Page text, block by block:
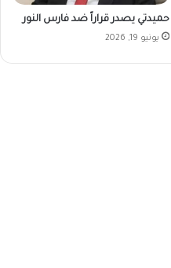
حميدتي يصدر قراراً ضد فارس النور
يونيو 19, 2026